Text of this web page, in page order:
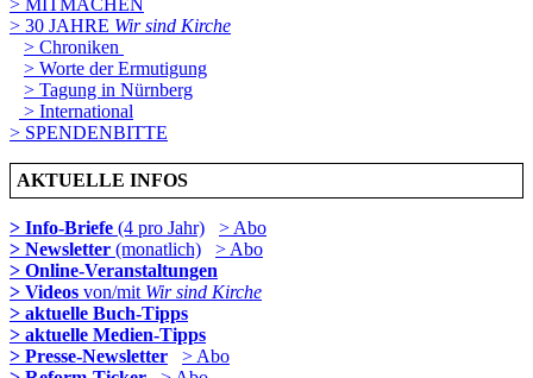
> 30 JAHRE Wir sind Kirche
> Chroniken
> Worte der Ermutigung
> Tagung in Nürnberg
> International
> SPENDENBITTE
AKTUELLE INFOS
> Info-Briefe (4 pro Jahr)
> Abo
> Newsletter (monatlich)
> Abo
> Online-Veranstaltungen
> Videos von/mit Wir sind Kirche
> aktuelle Buch-Tipps
> aktuelle Medien-Tipps
> Presse-Newsletter
> Abo